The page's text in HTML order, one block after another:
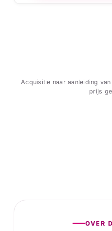
Acquisitie naar aanleiding
prijs
OVER